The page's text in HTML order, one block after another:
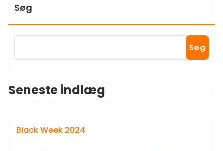
Søg
Søg
Seneste indlæg
Black Week 2024